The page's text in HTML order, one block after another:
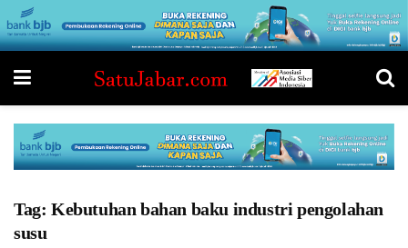
Tag: Kebutuhan bahan baku industri pengolahan
susu